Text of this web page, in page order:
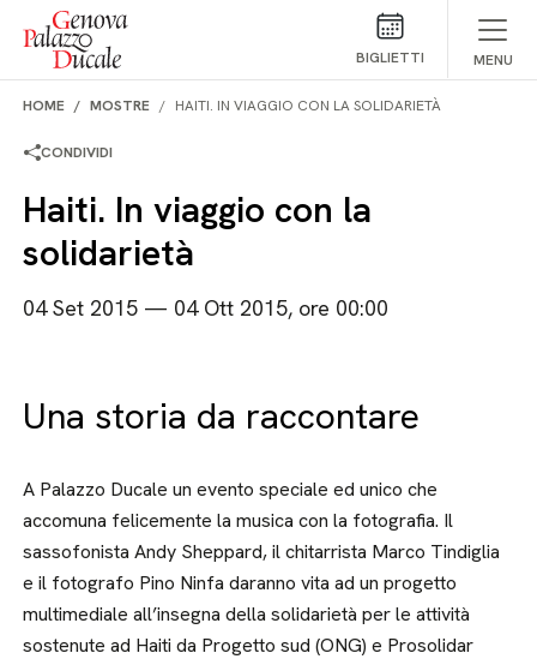
Salta al contenuto
BIGLIETTI MENU
HOME MOSTRE HAITI. IN VIAGGIO CON LA SOLIDARIETÀ
CONDIVIDI
Haiti. In viaggio con la
solidarietà
04 Set 2015 — 04 Ott 2015, ore 00:00
Una storia da raccontare
A Palazzo Ducale un evento speciale ed unico che
accomuna felicemente la musica con la fotografia. Il
sassofonista Andy Sheppard, il chitarrista Marco Tindiglia
e il fotografo Pino Ninfa daranno vita ad un progetto
multimediale all’insegna della solidarietà per le attività
sostenute ad Haiti da Progetto sud (ONG) e Prosolidar